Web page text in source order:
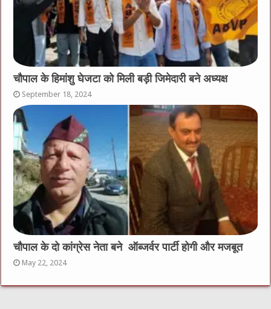
चौपाल के हिमांशु घेजटा को मिली बड़ी जिमेदारी बने अध्यक्ष
September 18, 2024
चौपाल के दो कांग्रेस नेता बने ऑब्जर्वर पार्टी होगी और मजबूत
May 22, 2024